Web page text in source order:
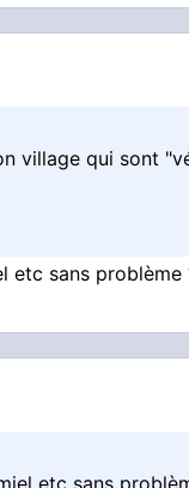
village qui sont
etc sans problème
etc sans